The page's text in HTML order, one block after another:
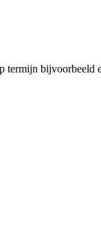
bijvoorbeeld